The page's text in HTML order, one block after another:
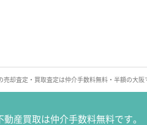
売却査定・買取査定は仲介手数料無料・半額の大
動産買取は仲介手数料無料です。